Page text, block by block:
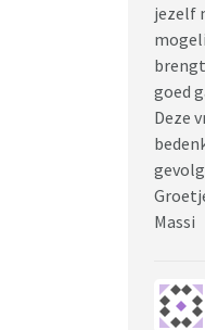
jezelf
goed
Deze
Massi